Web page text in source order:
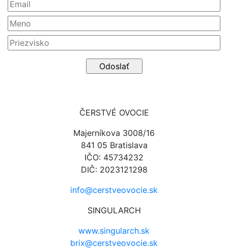
ČERSTVÉ OVOCIE
Majerníkova 3008/16
841 05 Bratislava
IČO: 45734232
DIČ: 2023121298
info@cerstveovocie.sk
SINGULARCH
www.singularch.sk
brix@cerstveovocie.sk